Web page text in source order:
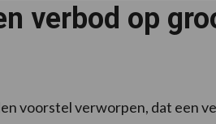
verbod op
voorstel verworpen, dat een